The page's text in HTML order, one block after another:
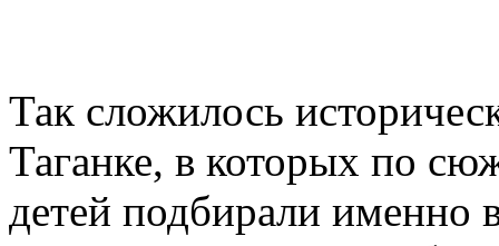
Так сложилось
Таганке, в которых по
детей подбирали именно